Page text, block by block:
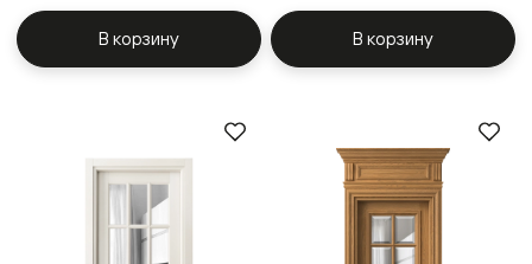
В корзину В корзину